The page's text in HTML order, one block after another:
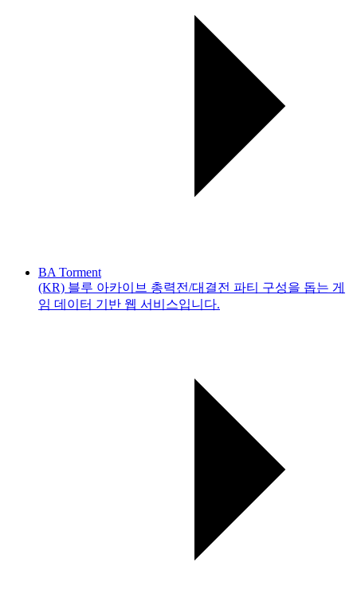
BA Torment
(KR) 블루 아카이브 총력전/대결전 파티 구성을 돕는 게
임 데이터 기반 웹 서비스입니다.